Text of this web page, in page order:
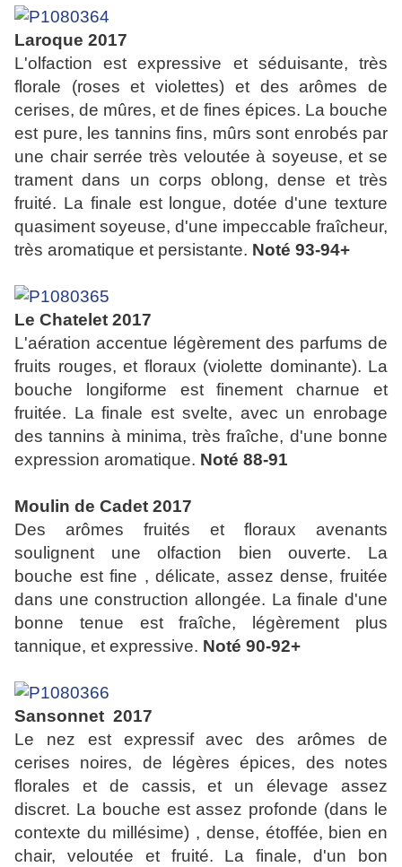
Laroque 2017
L'olfaction est expressive et séduisante, très
florale (roses et violettes) et des arômes de
cerises, de mûres, et de fines épices. La bouche
est pure, les tannins fins, mûrs sont enrobés par
une chair serrée très veloutée à soyeuse, et se
trament dans un corps oblong, dense et très
fruité. La finale est longue, dotée d'une texture
quasiment soyeuse, d'une impeccable fraîcheur,
très aromatique et persistante. Noté 93-94+
Le Chatelet 2017
L'aération accentue légèrement des parfums de
fruits rouges, et floraux (violette dominante). La
bouche longiforme est finement charnue et
fruitée. La finale est svelte, avec un enrobage
des tannins à minima, très fraîche, d'une bonne
expression aromatique. Noté 88-91
Moulin de Cadet 2017
Des arômes fruités et floraux avenants
soulignent une olfaction bien ouverte. La
bouche est fine , délicate, assez dense, fruitée
dans une construction allongée. La finale d'une
bonne tenue est fraîche, légèrement plus
tannique, et expressive. Noté 90-92+
Sansonnet 2017
Le nez est expressif avec des arômes de
cerises noires, de légères épices, des notes
florales et de cassis, et un élevage assez
discret. La bouche est assez profonde (dans le
contexte du millésime) , dense, étoffée, bien en
chair, veloutée et fruité. La finale, d'un bon